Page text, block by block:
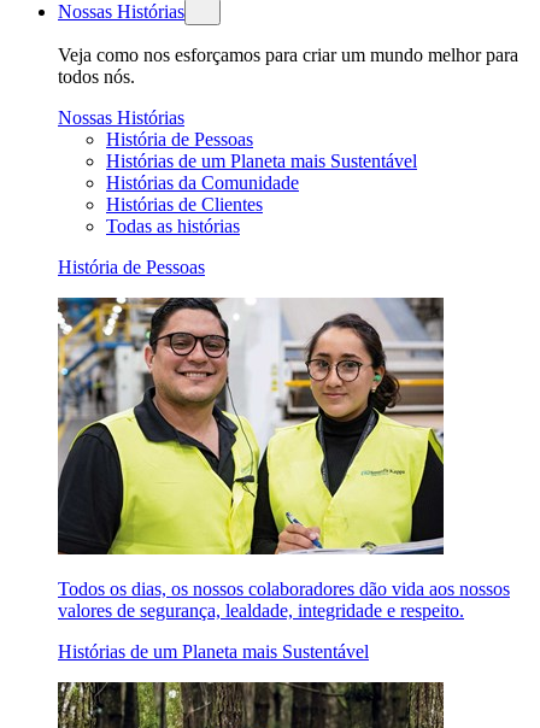
Nossas Histórias
Veja como nos esforçamos para criar um mundo melhor para
todos nós.
Nossas Histórias
História de Pessoas
Histórias de um Planeta mais Sustentável
Histórias da Comunidade
Histórias de Clientes
Todas as histórias
História de Pessoas
Todos os dias, os nossos colaboradores dão vida aos nossos
valores de segurança, lealdade, integridade e respeito.
Histórias de um Planeta mais Sustentável